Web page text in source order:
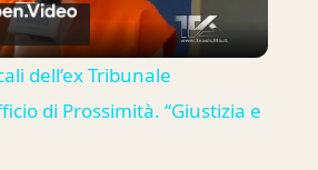
Video
dell’ex Tribunale
di Prossimità. “Giustizia e